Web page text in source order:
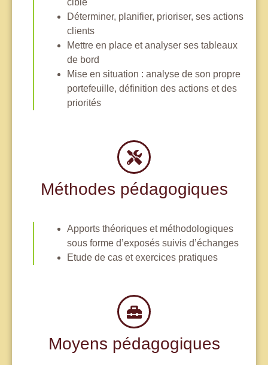
cible
Déterminer, planifier, prioriser, ses actions
clients
Mettre en place et analyser ses tableaux
de bord
Mise en situation : analyse de son propre
portefeuille, définition des actions et des
priorités
Méthodes pédagogiques
Apports théoriques et méthodologiques
sous forme d’exposés suivis d’échanges
Etude de cas et exercices pratiques
Moyens pédagogiques